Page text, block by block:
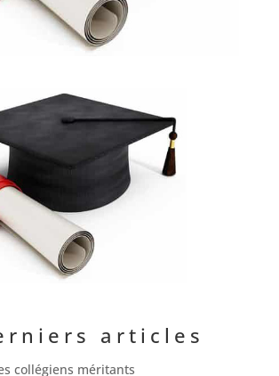
articles
collégiens méritants